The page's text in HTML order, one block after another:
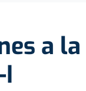
a la